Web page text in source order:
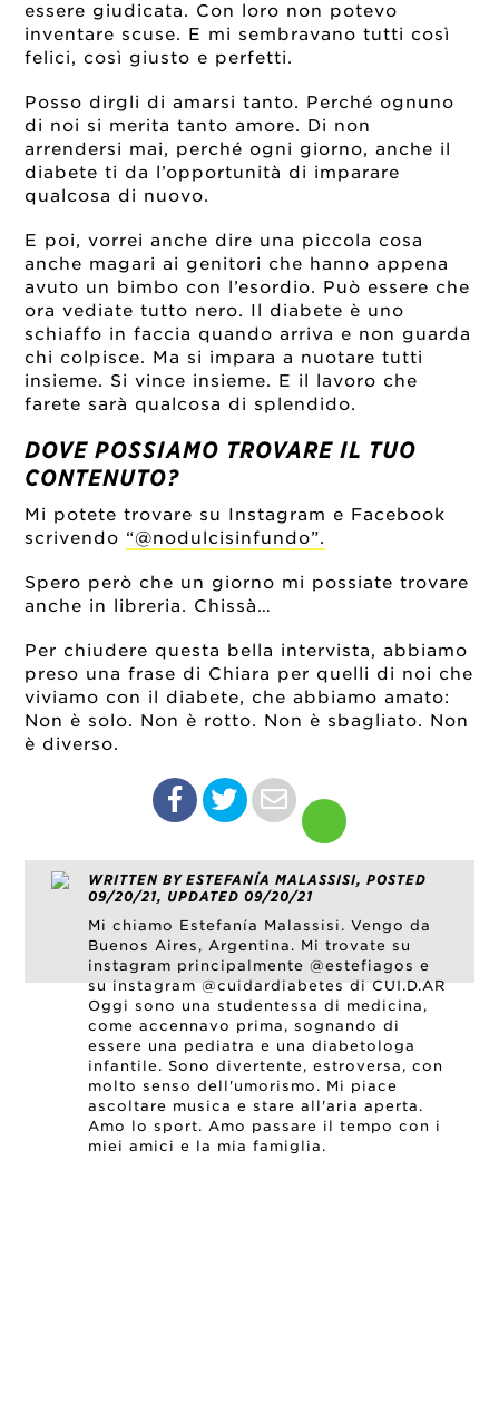
essere giudicata. Con loro non potevo
inventare scuse. E mi sembravano tutti così
felici, così giusto e perfetti.
Posso dirgli di amarsi tanto. Perché ognuno
di noi si merita tanto amore. Di non
arrendersi mai, perché ogni giorno, anche il
diabete ti da l’opportunità di imparare
qualcosa di nuovo.
E poi, vorrei anche dire una piccola cosa
anche magari ai genitori che hanno appena
avuto un bimbo con l’esordio. Può essere che
ora vediate tutto nero. Il diabete è uno
schiaffo in faccia quando arriva e non guarda
chi colpisce. Ma si impara a nuotare tutti
insieme. Si vince insieme. E il lavoro che
farete sarà qualcosa di splendido.
DOVE POSSIAMO TROVARE IL TUO
CONTENUTO?
Mi potete trovare su Instagram e Facebook
scrivendo “@nodulcisinfundo”.
Spero però che un giorno mi possiate trovare
anche in libreria. Chissà…
Per chiudere questa bella intervista, abbiamo
preso una frase di Chiara per quelli di noi che
viviamo con il diabete, che abbiamo amato:
Non è solo. Non è rotto. Non è sbagliato. Non
è diverso.
WRITTEN BY ESTEFANÍA MALASSISI, POSTED
09/20/21, UPDATED 09/20/21
Mi chiamo Estefanía Malassisi. Vengo da
Buenos Aires, Argentina. Mi trovate su
instagram principalmente @estefiagos e
su instagram @cuidardiabetes di CUI.D.AR
Oggi sono una studentessa di medicina,
come accennavo prima, sognando di
essere una pediatra e una diabetologa
infantile. Sono divertente, estroversa, con
molto senso dell'umorismo. Mi piace
ascoltare musica e stare all'aria aperta.
Amo lo sport. Amo passare il tempo con i
miei amici e la mia famiglia.